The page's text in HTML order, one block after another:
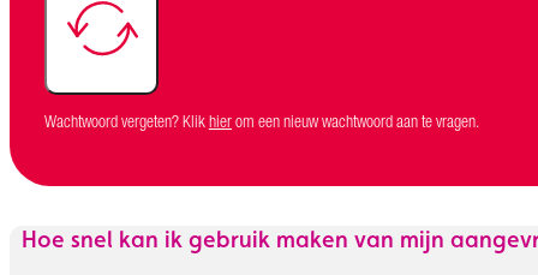
Wachtwoord vergeten? Klik hierom een nieuw wachtwoord aan te vragen.
Hoe snel kan ik gebruik maken van mijn